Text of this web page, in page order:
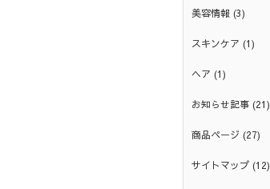
美容情報 (3)
スキンケア (1)
ヘア (1)
お知らせ記事 (21)
商品ページ (27)
サイトマップ (12)